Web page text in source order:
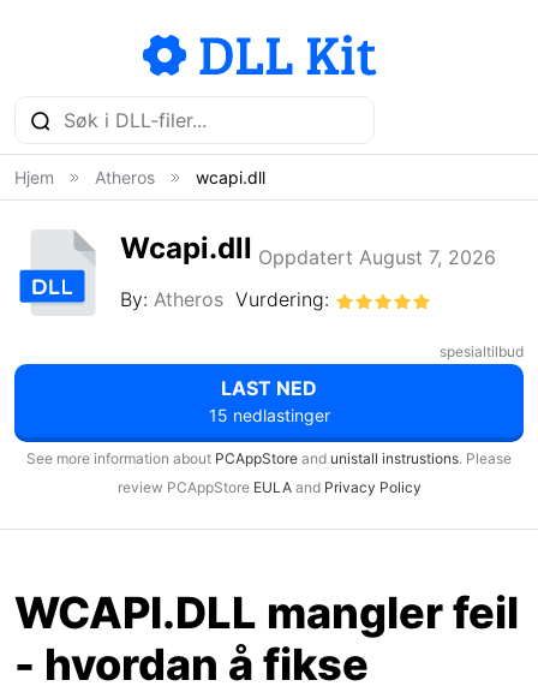
Hjem Atheros wcapi.dll
Wcapi.dll Oppdatert August 7, 2026
By: Atheros Vurdering:
spesialtilbud
LAST NED
15 nedlastinger
See more information about PCAppStore and unistall instrustions. Please
review PCAppStore EULAand Privacy Policy
WCAPI.DLL mangler feil
- hvordan å fikse